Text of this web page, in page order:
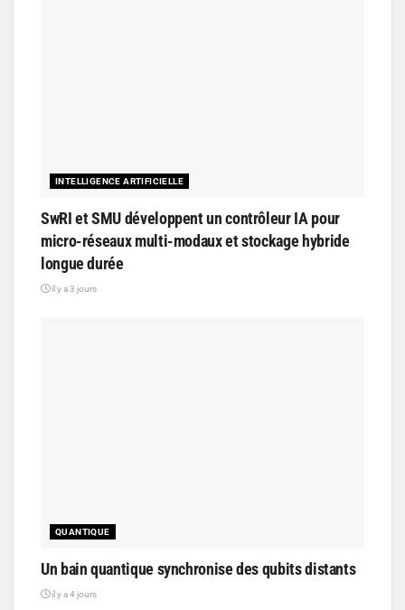
INTELLIGENCE ARTIFICIELLE
SwRI et SMU développent un contrôleur IA pour
micro-réseaux multi-modaux et stockage hybride
longue durée
il y a 3 jours
QUANTIQUE
Un bain quantique synchronise des qubits distants
il y a 4 jours